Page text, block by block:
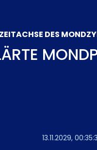
ZEITACHSE DES
13.11.2029,